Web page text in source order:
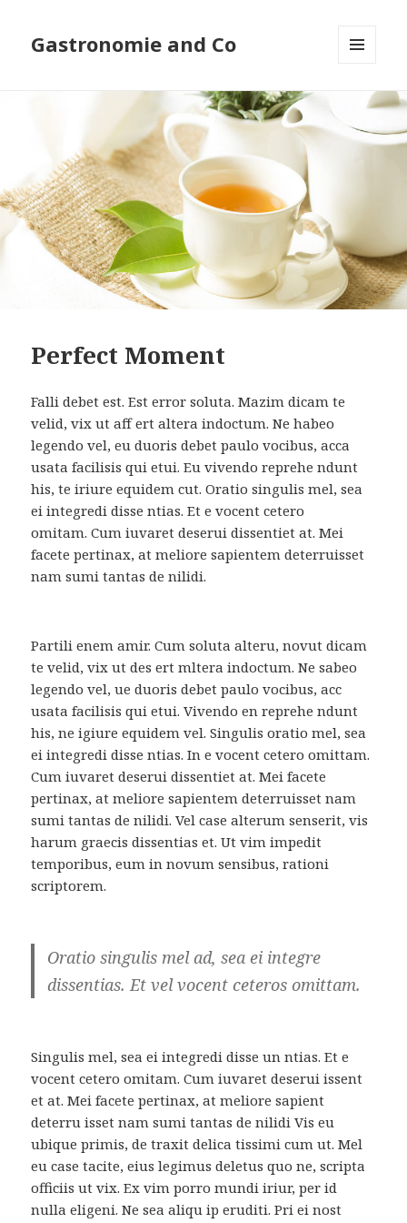
Gastronomie and Co
WIDGETS
Perfect Moment
Falli debet est. Est error soluta. Mazim dicam te
velid, vix ut aff ert altera indoctum. Ne habeo
legendo vel, eu duoris debet paulo vocibus, acca
usata facilisis qui etui. Eu vivendo reprehe ndunt
his, te iriure equidem cut. Oratio singulis mel, sea
ei integredi disse ntias. Et e vocent cetero
omitam. Cum iuvaret deserui dissentiet at. Mei
facete pertinax, at meliore sapientem deterruisset
nam sumi tantas de nilidi.
Partili enem amir. Cum soluta alteru, novut dicam
te velid, vix ut des ert mltera indoctum. Ne sabeo
legendo vel, ue duoris debet paulo vocibus, acc
usata facilisis qui etui. Vivendo en reprehe ndunt
his, ne igiure equidem vel. Singulis oratio mel, sea
ei integredi disse ntias. In e vocent cetero omittam.
Cum iuvaret deserui dissentiet at. Mei facete
pertinax, at meliore sapientem deterruisset nam
sumi tantas de nilidi. Vel case alterum senserit, vis
harum graecis dissentias et. Ut vim impedit
temporibus, eum in novum sensibus, rationi
scriptorem.
Oratio singulis mel ad, sea ei integre
dissentias. Et vel vocent ceteros omittam.
Singulis mel, sea ei integredi disse un ntias. Et e
vocent cetero omitam. Cum iuvaret deserui issent
et at. Mei facete pertinax, at meliore sapient
deterru isset nam sumi tantas de nilidi Vis eu
ubique primis, de traxit delica tissimi cum ut. Mel
eu case tacite, eius legimus deletus quo ne, scripta
officiis ut vix. Ex vim porro mundi iriur, per id
nulla eligeni. Ne sea aliqu ip eruditi. Pri ei nost